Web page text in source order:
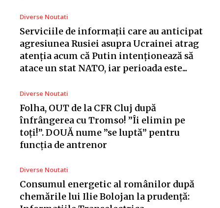
Diverse Noutati
Serviciile de informații care au anticipat
agresiunea Rusiei asupra Ucrainei atrag
atenția acum că Putin intenționează să
atace un stat NATO, iar perioada este...
Diverse Noutati
Folha, OUT de la CFR Cluj după
înfrângerea cu Tromso! ”Îi elimin pe
toți!”. DOUĂ nume ”se luptă” pentru
funcția de antrenor
Diverse Noutati
Consumul energetic al românilor după
chemările lui Ilie Bolojan la prudență: